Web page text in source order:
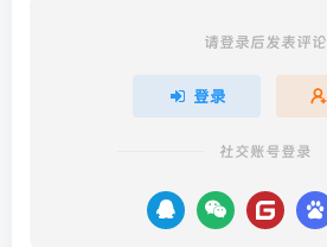
请登录后发表评论
登录
社交账号登录